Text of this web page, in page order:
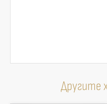
Другите